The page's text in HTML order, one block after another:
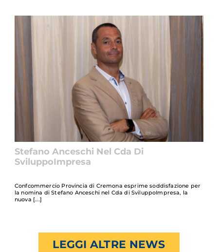
Stefano Anceschi Nel Cda Di
SviluppoImpresa
Confcommercio Provincia di Cremona esprime soddisfazione per
la nomina di Stefano Anceschi nel Cda di SviluppoImpresa, la
nuova
LEGGI ALTRE NEWS